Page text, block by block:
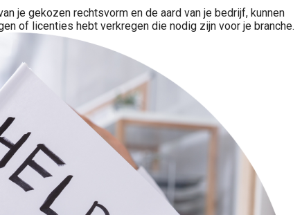
je gekozen rechtsvorm en de aard van je bedrijf, kunnen
of licenties hebt verkregen die nodig zijn voor je branche.